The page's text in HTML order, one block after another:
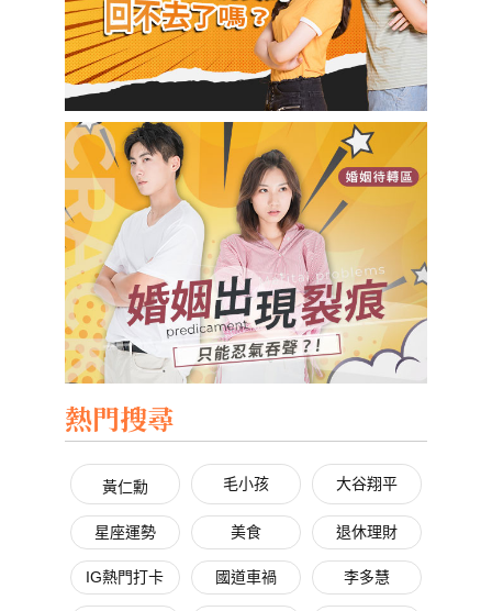
熱門搜尋
黃仁勳 毛小孩 大谷翔平
星座運勢 美食 退休理財
IG熱門打卡 國道車禍 李多慧